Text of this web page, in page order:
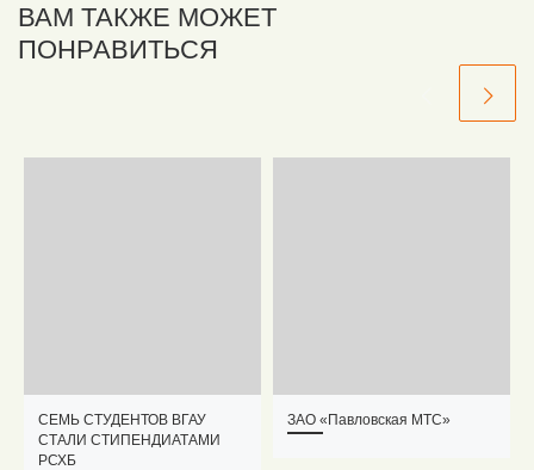
ВАМ ТАКЖЕ МОЖЕТ
ПОНРАВИТЬСЯ
СЕМЬ СТУДЕНТОВ ВГАУ
СТАЛИ СТИПЕНДИАТАМИ
РСХБ
ЗАО «Павловская МТС»